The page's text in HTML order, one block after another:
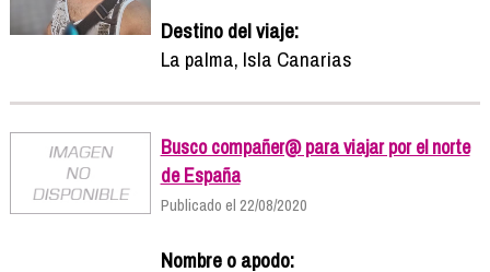
Destino del viaje:
La palma, Isla Canarias
Busco compañer@ para viajar por el norte
de España
Publicado el 22/08/2020
Nombre o apodo: